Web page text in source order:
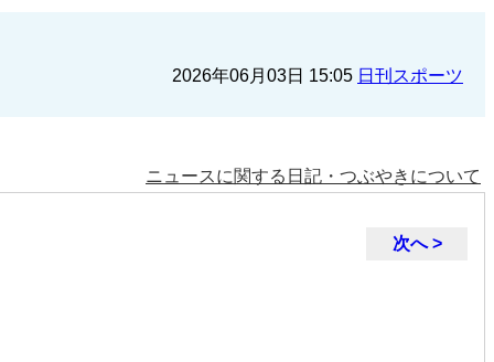
2026年06月03日 15:05 日刊スポーツ
ニュースに関する日記・つぶやきについて
次へ >